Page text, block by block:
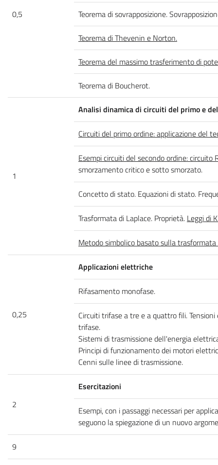
0,5 Teorema di sovrapposizione.
Teorema di Thevenin e Norton.
Teorema del massimo trasferimento di
Teorema di Boucherot.
1
Analisi dinamica di circuiti del primo e
Circuiti del primo ordine: applicazione del
Esempi circuiti del secondo ordine: circuito
smorzamento critico e sotto smorzato.
Concetto di stato. Equazioni di stato.
Trasformata di Laplace. Proprietà. Leggi di
Metodo simbolico basato sulla trasformata
0,25
Applicazioni elettriche
Rifasamento monofase.
Circuiti trifase a tre e a quattro fili.
trifase.
Sistemi di trasmissione dell'energia
Principi di funzionamento dei motori
Cenni sulle linee di trasmissione.
2
Esercitazioni
Esempi, con i passaggi necessari per
seguono la spiegazione di un nuovo
9